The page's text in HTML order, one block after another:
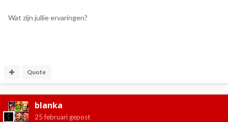
Wat zijn jullie ervaringen?
Quote
blanka
25 februari gepost